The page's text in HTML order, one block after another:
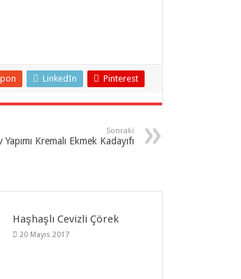
LinkedIn Pinterest
Sonraki
Yapımı Kremalı Ekmek Kadayıfı
Haşhaşlı Cevizli Çörek
20 Mayıs 2017